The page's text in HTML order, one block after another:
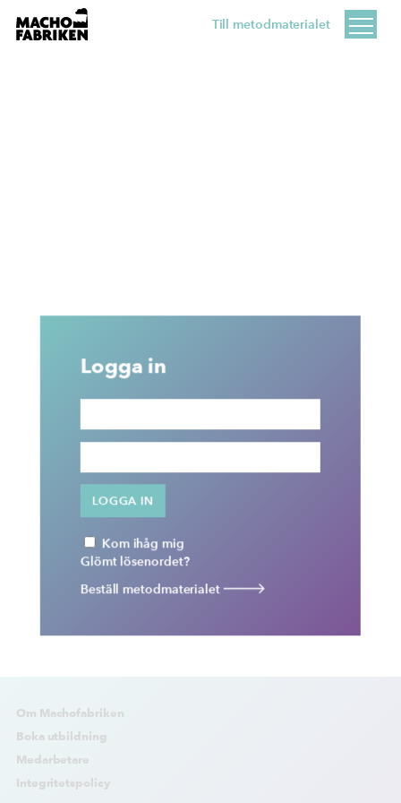
Till metodmaterialet
Logga in
Kom ihåg mig
Glömt lösenordet?
Beställ metodmaterialet
Om Machofabriken
Boka utbildning
Medarbetare
Integritetspolicy